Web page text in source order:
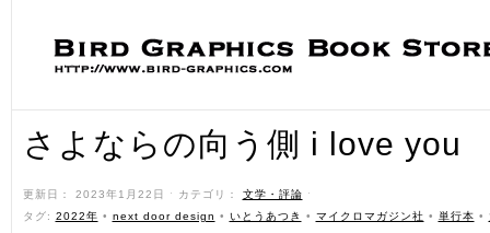
さよならの向う側 i love you
更新日： 2023年1月22日 ˑ カテゴリ： 文学・評論 ˑ
タグ: 2022年 • next door design • いとうあつき • マイクロマガジン社 • 単行本 •